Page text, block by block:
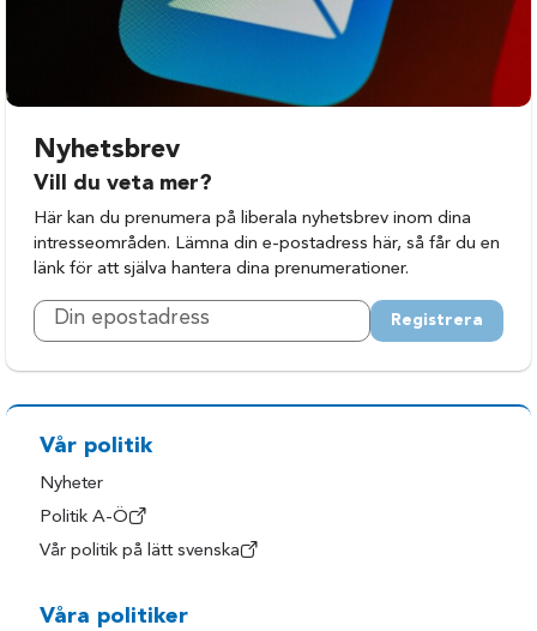
Nyhetsbrev
Vill du veta mer?
Här kan du prenumera på liberala nyhetsbrev inom dina
intresseområden. Lämna din e-postadress här, så får du en
länk för att själva hantera dina prenumerationer.
Registrera
Vår politik
Nyheter
Politik A-Ö
Vår politik på lätt svenska
Våra politiker